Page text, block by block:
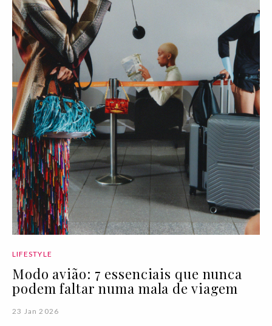
LIFESTYLE
Modo avião: 7 essenciais que nunca
podem faltar numa mala de viagem
23 Jan 2026